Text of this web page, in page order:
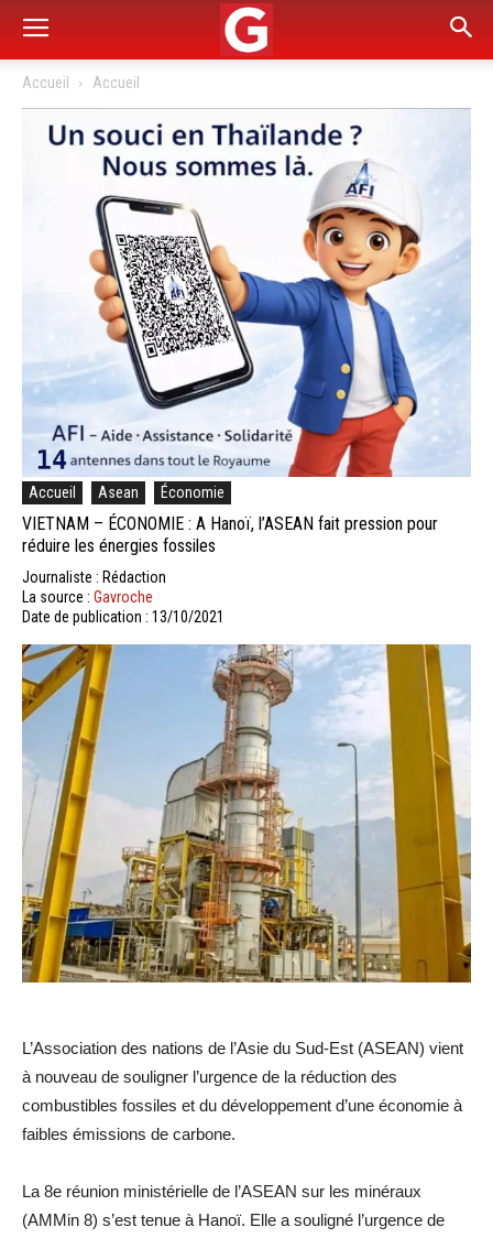
Accueil Accueil
Accueil Asean Économie
VIETNAM – ÉCONOMIE : A Hanoï, l’ASEAN fait pression pour
réduire les énergies fossiles
Journaliste : Rédaction
La source : Gavroche
Date de publication : 13/10/2021
L’Association des nations de l’Asie du Sud-Est (ASEAN) vient
à nouveau de souligner l’urgence de la réduction des
combustibles fossiles et du développement d’une économie à
faibles émissions de carbone.
La 8e réunion ministérielle de l’ASEAN sur les minéraux
(AMMin 8) s’est tenue à Hanoï. Elle a souligné l’urgence de